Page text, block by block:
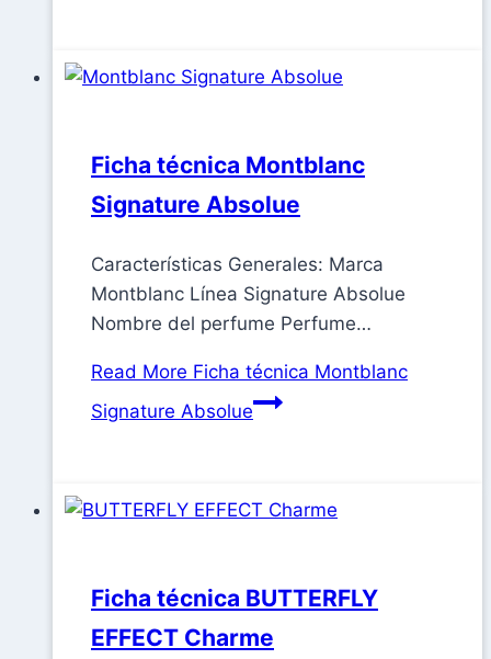
Ficha técnica Montblanc
Signature Absolue
Características Generales: Marca
Montblanc Línea Signature Absolue
Nombre del perfume Perfume…
Read More Ficha técnica Montblanc
Signature Absolue
Ficha técnica BUTTERFLY
EFFECT Charme